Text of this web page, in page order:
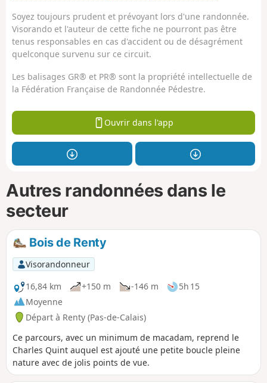
Soyez toujours prudent et prévoyant lors d'une randonnée.
Visorando et l'auteur de cette fiche ne pourront pas être
tenus responsables en cas d'accident ou de désagrément
quelconque survenu sur ce circuit.
Les balisages GR® et PR® sont la propriété intellectuelle de
la Fédération Française de Randonnée Pédestre.
Ouvrir dans l'app
Autres randonnées dans le
secteur
Bois de Renty
Visorandonneur
16,84 km
+150 m -146 m
5h 15
Moyenne
Départ à Renty (Pas-de-Calais)
Ce parcours, avec un minimum de macadam, reprend le
Charles Quint auquel est ajouté une petite boucle pleine
nature avec de jolis points de vue.